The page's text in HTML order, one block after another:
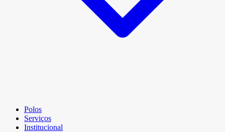
Polos
Serviços
Institucional